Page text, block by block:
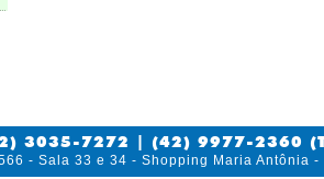
3035-7272 | (42) 9977-2360
- Sala 33 e 34 - Shopping Maria Antônia -